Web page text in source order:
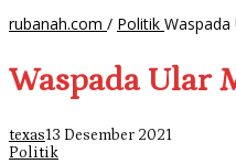
rubanah.com / Politik
Waspada Ular
texas13 Desember 2021
Politik